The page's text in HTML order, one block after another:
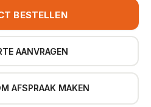
BESTELLEN
AANVRAGEN
AFSPRAAK MAKEN